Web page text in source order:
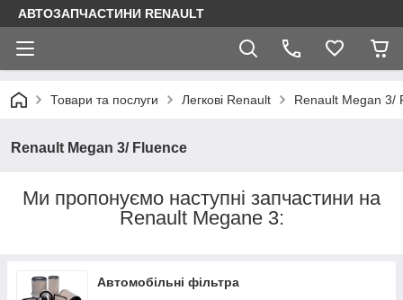
АВТОЗАПЧАСТИНИ RENAULT
Товари та послуги Легкові Renault Renault Megan 3/
Renault Megan 3/ Fluence
Ми пропонуємо наступні запчастини на
Renault Megane 3:
Автомобільні фільтра